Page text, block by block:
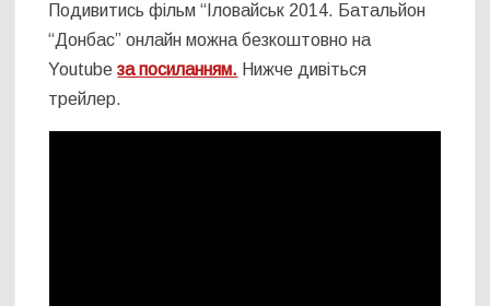
Подивитись фільм “Іловайськ 2014. Батальйон
“Донбас” онлайн можна безкоштовно на
Youtubeза посиланням. Нижче дивіться
трейлер.